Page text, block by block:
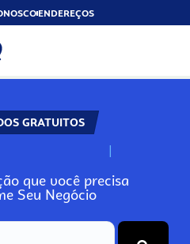
ENDEREÇOS
GRATUITOS
N
que você precisa
Seu Negócio